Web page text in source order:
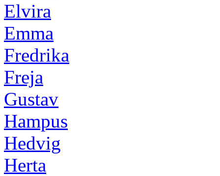
Elvira
Emma
Fredrika
Freja
Gustav
Hampus
Hedvig
Herta